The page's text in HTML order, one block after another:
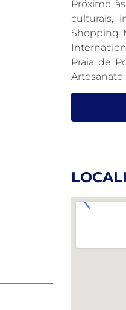
Próximo
culturais,
Shopping
Praia de
Artesanato